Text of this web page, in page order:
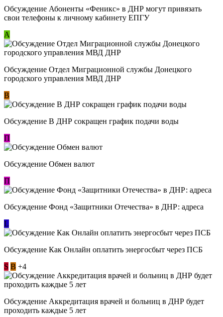
Обсуждение ​Абоненты «Феникс» в ДНР могут привязать
свои телефоны к личному кабинету ЕПГУ
А
Обсуждение Отдел Миграционной службы Донецкого
городского управления МВД ДНР
В
Обсуждение В ДНР сокращен график подачи воды
П
Обсуждение Обмен валют
П
Обсуждение Фонд «Защитники Отечества» в ДНР: адреса
L
Обсуждение ​Как Онлайн оплатить энергосбыт через ПСБ
S В +4
Обсуждение Аккредитация врачей и больниц в ДНР будет
проходить каждые 5 лет